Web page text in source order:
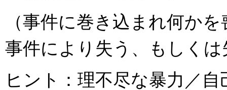
（事件に巻き込まれ何か
事件により失う、もしく
ヒント：理不尽な暴力／